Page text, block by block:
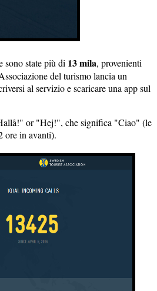
sono state più di 13 mila, provenienti
del turismo lancia un
al servizio e scaricare una app sul
or "Hej!", che significa "Ciao" (le
ore in avanti).